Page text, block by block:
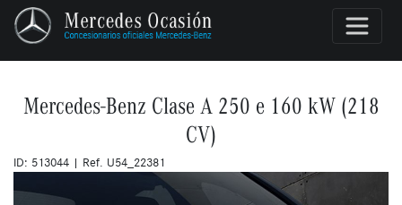
Mercedes-Benz Clase A 250 e 160 kW (218
CV)
ID: 513044 | Ref. U54_22381